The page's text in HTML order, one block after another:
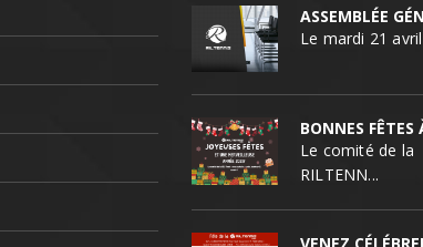
Le mardi 21 avril
Le comité de la
RILTENN...